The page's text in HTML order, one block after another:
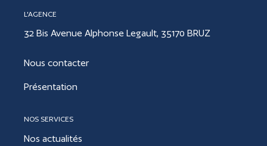
L'AGENCE
32 Bis Avenue Alphonse Legault, 35170 BRUZ
Nous contacter
Présentation
NOS SERVICES
Nos actualités